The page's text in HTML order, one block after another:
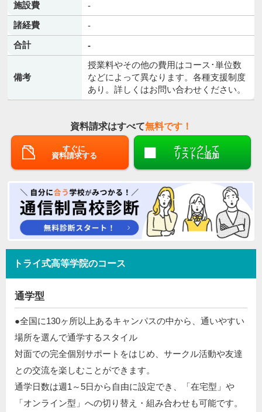
施設費
-
諸経費
-
合計
-
備考
授業料やその他の費用はコース･単位数
などによって異なります。各種支援制度
あり。詳しくはお問い合わせください。
資料請求はすべて無料です！
すぐに
資料請求する
チェックして
リストに追加
トライ式高等学院のコース
通学型
●全国に130ヶ所以上あるキャンパスの中から、通いやすい
場所を選んで通学するスタイル​
対面での完全個別サポートをはじめ、サークル活動や友達
との交流を楽しむことができます。​
通学日数は週1～5日から自由に設定でき、「在宅型」や
「オンライン型」への切り替え・組み合わせも可能です。​​